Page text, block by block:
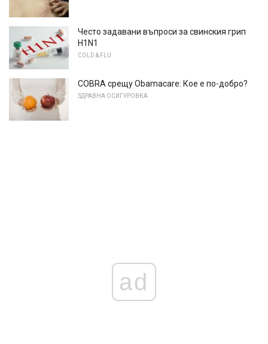
Често задавани въпроси за свинския грип
H1N1
COLD & FLU
COBRA срещу Obamacare: Кое е по-добро?
ЗДРАВНА ОСИГУРОВКА
ad